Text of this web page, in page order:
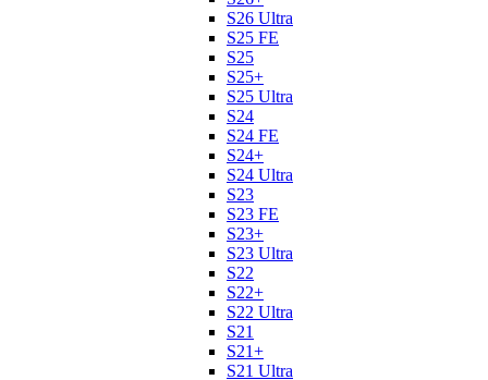
S26 Ultra
S25 FE
S25
S25+
S25 Ultra
S24
S24 FE
S24+
S24 Ultra
S23
S23 FE
S23+
S23 Ultra
S22
S22+
S22 Ultra
S21
S21+
S21 Ultra